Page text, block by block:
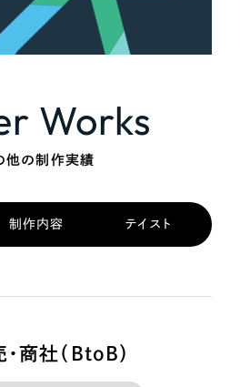
Works
他の制作実績
制作内容 テイスト
商社（BtoB）